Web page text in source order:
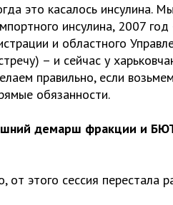
это касалось
инсулина, 2007
и областного
– и сейчас у
правильно, если
обязанности.
демарш фракции и
этого сессия перестала